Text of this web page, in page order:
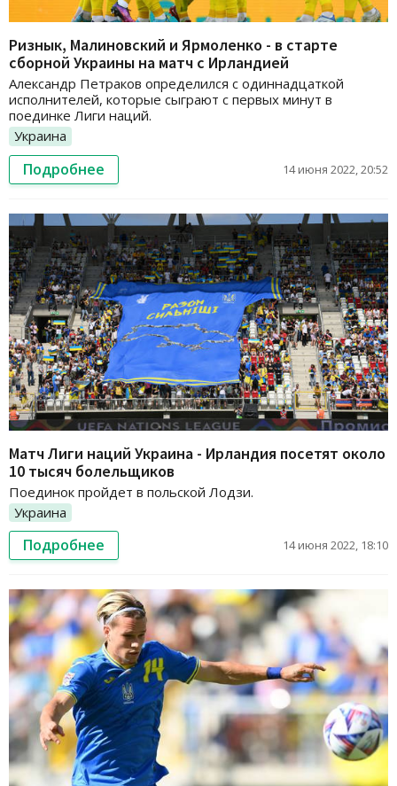
Ризнык, Малиновский и Ярмоленко - в старте
сборной Украины на матч с Ирландией
Александр Петраков определился с одиннадцаткой
исполнителей, которые сыграют с первых минут в
поединке Лиги наций.
Украина
Подробнее 14 июня 2022, 20:52
Матч Лиги наций Украина - Ирландия посетят около
10 тысяч болельщиков
Поединок пройдет в польской Лодзи.
Украина
Подробнее 14 июня 2022, 18:10